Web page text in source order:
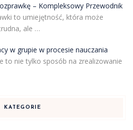
– Kompleksowy Przewodnik
to umiejętność, która może
ale …
w grupie w procesie nauczania
to nie tylko sposób na zrealizowanie
KATEGORIE